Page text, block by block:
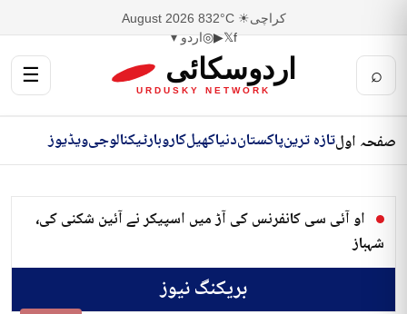
کراچی☀ 32°C
8 August 2026
f
𝕏
▶
◎اردو ▾
⌕ اردوسکائی
URDUSKY NETWORK
☰
صفحہ اولتازہ ترینپاکستاندنیاکھیلکاروبارٹیکنالوجیویڈیوز
او آئی سی کانفرنس کی آڑ میں اسپیکر نے آئین شکنی کی،
شہباز
بریکنگ نیوز